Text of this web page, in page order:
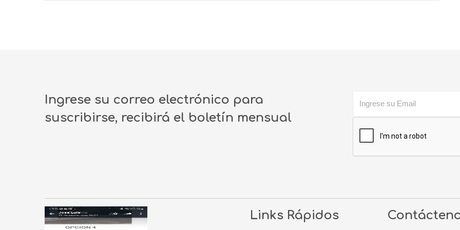
Ingrese su correo electrónico para
suscribirse, recibirá el boletín mensual
Links Rápidos